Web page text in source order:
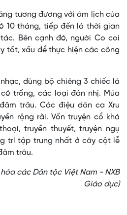
tương đương với âm lịch của
10 tháng, tiếp đến là thời gian
Bên cạnh đó, người Co coi
tốt, xấu để thực hiện các công
dùng bộ chiêng 3 chiếc là
trống, các loại đàn nhị. Múa
trâu. Các điệu dân ca Xru
rộng rãi. Vốn truyện cổ khá
truyền thuyết, truyện ngụ
trí tập trung nhất ở cây cột lễ
trâu.
các Dân tộc Việt Nam - NXB
Giáo dục)